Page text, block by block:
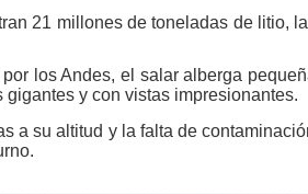
21 millones de toneladas de litio,
los Andes, el salar alberga
y con vistas impresionantes.
a su altitud y la falta de